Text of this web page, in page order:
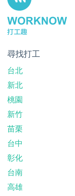
尋找打工
台北
新北
桃園
新竹
苗栗
台中
彰化
台南
高雄